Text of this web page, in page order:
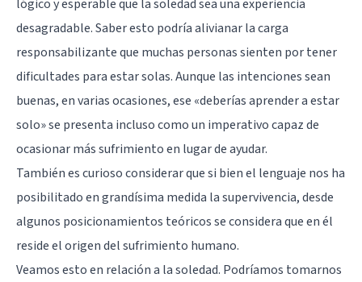
lógico y esperable que la soledad sea una experiencia
desagradable. Saber esto podría alivianar la carga
responsabilizante que muchas personas sienten por tener
dificultades para estar solas. Aunque las intenciones sean
buenas, en varias ocasiones, ese «deberías aprender a estar
solo» se presenta incluso como un imperativo capaz de
ocasionar más sufrimiento en lugar de ayudar.
También es curioso considerar que si bien el lenguaje nos ha
posibilitado en grandísima medida la supervivencia, desde
algunos posicionamientos teóricos se considera que en él
reside el origen del sufrimiento humano.
Veamos esto en relación a la soledad. Podríamos tomarnos